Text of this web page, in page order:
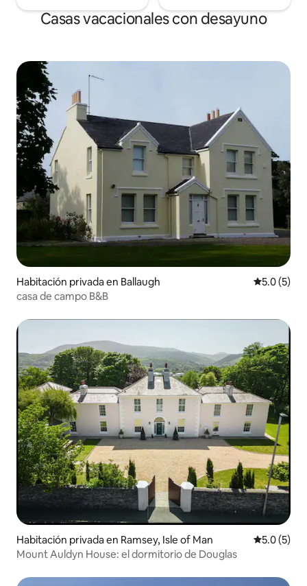
Casas vacacionales con desayuno
Habitación privada en Ballaugh
5.0 (5)
casa de campo B&B
Habitación privada en Ramsey, Isle of Man
5.0 (5)
Mount Auldyn House: el dormitorio de Douglas